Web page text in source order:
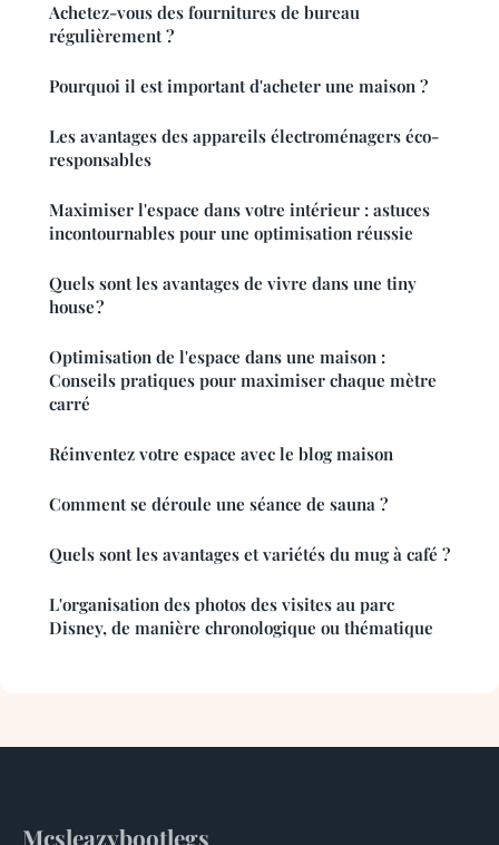
Achetez-vous des fournitures de bureau
régulièrement ?
Pourquoi il est important d'acheter une maison ?
Les avantages des appareils électroménagers éco-
responsables
Maximiser l'espace dans votre intérieur : astuces
incontournables pour une optimisation réussie
Quels sont les avantages de vivre dans une tiny
house ?
Optimisation de l'espace dans une maison :
Conseils pratiques pour maximiser chaque mètre
carré
Réinventez votre espace avec le blog maison
Comment se déroule une séance de sauna ?
Quels sont les avantages et variétés du mug à café ?
L'organisation des photos des visites au parc
Disney, de manière chronologique ou thématique
Mcsleazybootlegs